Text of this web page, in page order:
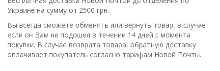
Украине на сумму от 2500 грн.
Вы всегда сможете обменять или вернуть товар, в случае
если он Вам не подошел в течении 14 дней с момента
покупки. В случае возврата товара, обратную доставку
оплачивает покупатель согласно тарифам Новой Почты.